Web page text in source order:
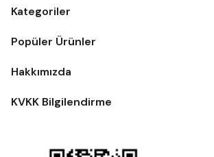
Kategoriler
Popüler Ürünler
Hakkımızda
KVKK Bilgilendirme